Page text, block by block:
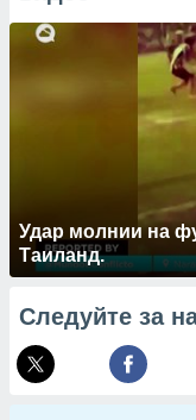
Удар молнии на
Таиланд.
Следуйте за